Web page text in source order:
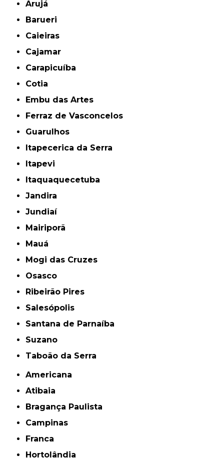
Arujá
Barueri
Caieiras
Cajamar
Carapicuíba
Cotia
Embu das Artes
Ferraz de Vasconcelos
Guarulhos
Itapecerica da Serra
Itapevi
Itaquaquecetuba
Jandira
Jundiaí
Mairiporã
Mauá
Mogi das Cruzes
Osasco
Ribeirão Pires
Salesópolis
Santana de Parnaíba
Suzano
Taboão da Serra
Americana
Atibaia
Bragança Paulista
Campinas
Franca
Hortolândia